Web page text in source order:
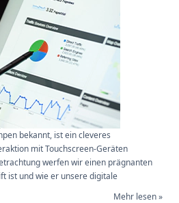
bekannt, ist ein cleveres
mit Touchscreen-Geräten
werfen wir einen prägnanten
ist und wie er unsere digitale
Mehr lesen »